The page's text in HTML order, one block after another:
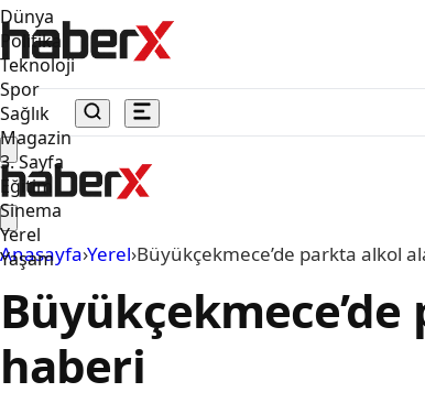
Dünya
Politika
Teknoloji
Spor
Sağlık
Magazin
3. Sayfa
Eğitim
Sinema
Yerel
Yaşam
Anasayfa›Yerel›Büyükçekmece’de parkta alkol
haberi